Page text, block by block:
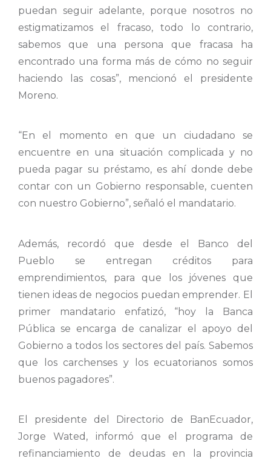
puedan seguir adelante, porque nosotros no
estigmatizamos el fracaso, todo lo contrario,
sabemos que una persona que fracasa ha
encontrado una forma más de cómo no seguir
haciendo las cosas”, mencionó el presidente
Moreno.
“En el momento en que un ciudadano se
encuentre en una situación complicada y no
pueda pagar su préstamo, es ahí donde debe
contar con un Gobierno responsable, cuenten
con nuestro Gobierno”, señaló el mandatario.
Además, recordó que desde el Banco del
Pueblo se entregan créditos para
emprendimientos, para que los jóvenes que
tienen ideas de negocios puedan emprender. El
primer mandatario enfatizó, “hoy la Banca
Pública se encarga de canalizar el apoyo del
Gobierno a todos los sectores del país. Sabemos
que los carchenses y los ecuatorianos somos
buenos pagadores”.
El presidente del Directorio de BanEcuador,
Jorge Wated, informó que el programa de
refinanciamiento de deudas en la provincia